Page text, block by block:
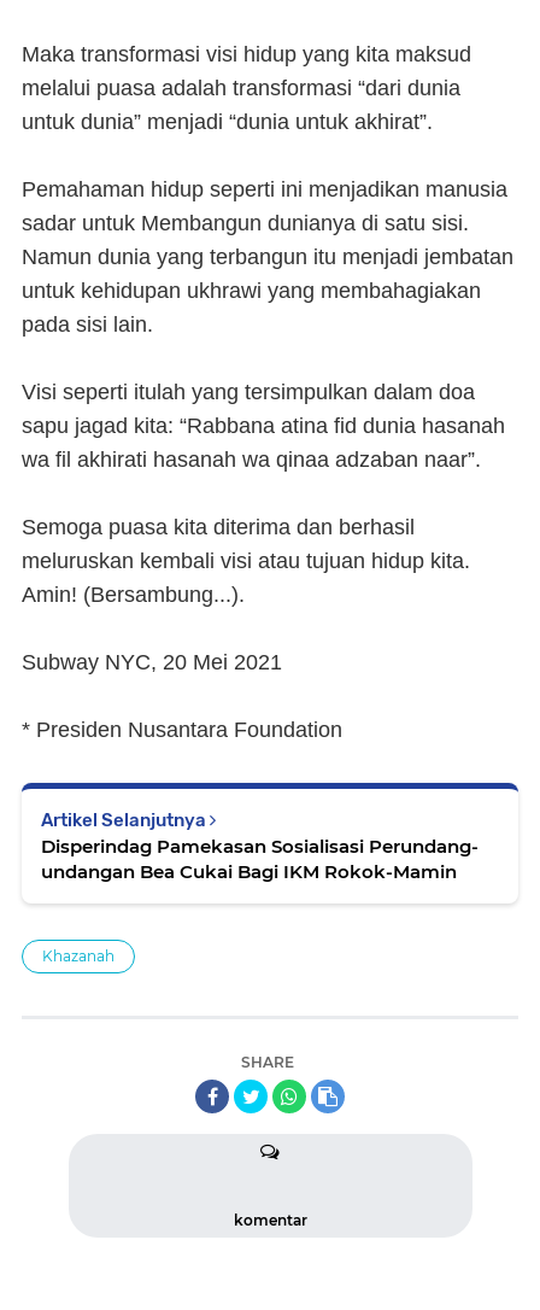
Maka transformasi visi hidup yang kita maksud
melalui puasa adalah transformasi “dari dunia
untuk dunia” menjadi “dunia untuk akhirat”.
Pemahaman hidup seperti ini menjadikan manusia
sadar untuk Membangun dunianya di satu sisi.
Namun dunia yang terbangun itu menjadi jembatan
untuk kehidupan ukhrawi yang membahagiakan
pada sisi lain.
Visi seperti itulah yang tersimpulkan dalam doa
sapu jagad kita: “Rabbana atina fid dunia hasanah
wa fil akhirati hasanah wa qinaa adzaban naar”.
Semoga puasa kita diterima dan berhasil
meluruskan kembali visi atau tujuan hidup kita.
Amin! (Bersambung...).
Subway NYC, 20 Mei 2021
* Presiden Nusantara Foundation
Artikel Selanjutnya
Disperindag Pamekasan Sosialisasi Perundang-
undangan Bea Cukai Bagi IKM Rokok-Mamin
Khazanah
SHARE
komentar